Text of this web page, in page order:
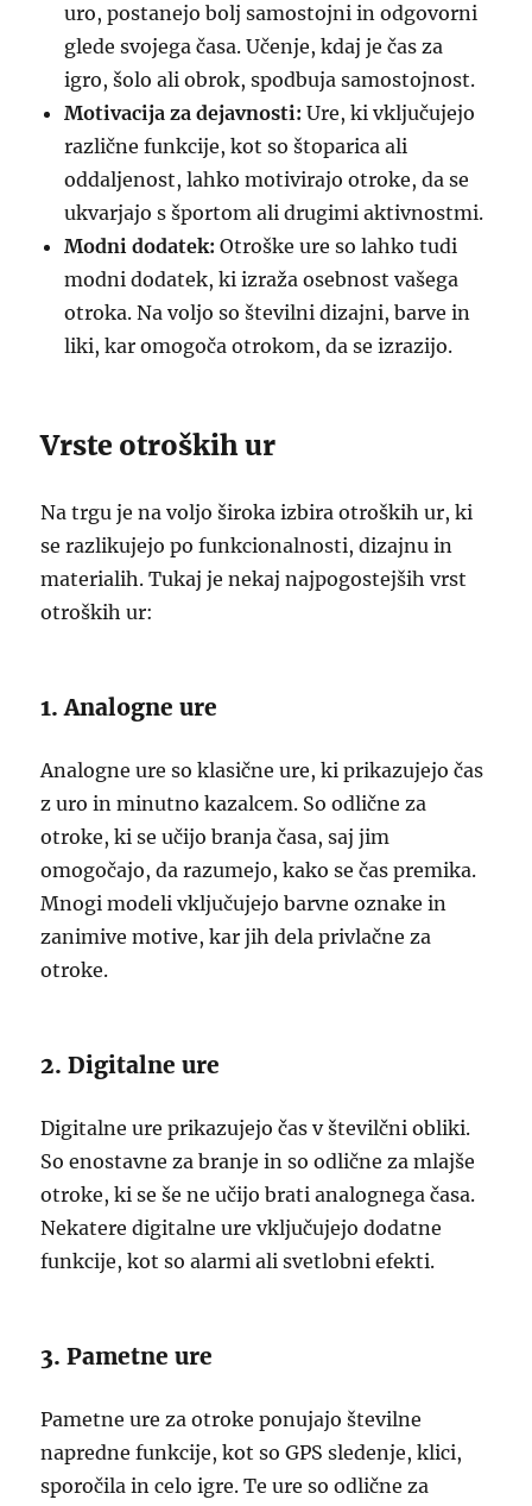
uro, postanejo bolj samostojni in odgovorni
glede svojega časa. Učenje, kdaj je čas za
igro, šolo ali obrok, spodbuja samostojnost.
Motivacija za dejavnosti: Ure, ki vključujejo
različne funkcije, kot so štoparica ali
oddaljenost, lahko motivirajo otroke, da se
ukvarjajo s športom ali drugimi aktivnostmi.
Modni dodatek: Otroške ure so lahko tudi
modni dodatek, ki izraža osebnost vašega
otroka. Na voljo so številni dizajni, barve in
liki, kar omogoča otrokom, da se izrazijo.
Vrste otroških ur
Na trgu je na voljo široka izbira otroških ur, ki
se razlikujejo po funkcionalnosti, dizajnu in
materialih. Tukaj je nekaj najpogostejših vrst
otroških ur:
1. Analogne ure
Analogne ure so klasične ure, ki prikazujejo čas
z uro in minutno kazalcem. So odlične za
otroke, ki se učijo branja časa, saj jim
omogočajo, da razumejo, kako se čas premika.
Mnogi modeli vključujejo barvne oznake in
zanimive motive, kar jih dela privlačne za
otroke.
2. Digitalne ure
Digitalne ure prikazujejo čas v številčni obliki.
So enostavne za branje in so odlične za mlajše
otroke, ki se še ne učijo brati analognega časa.
Nekatere digitalne ure vključujejo dodatne
funkcije, kot so alarmi ali svetlobni efekti.
3. Pametne ure
Pametne ure za otroke ponujajo številne
napredne funkcije, kot so GPS sledenje, klici,
sporočila in celo igre. Te ure so odlične za